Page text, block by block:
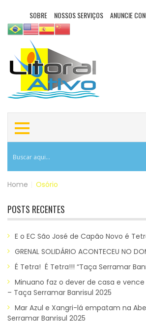
SOBRE NOSSOS SERVIÇOS ANUNCIE
Home Osório
POSTS RECENTES
E o EC São José de Capão Novo é
GRENAL SOLIDÁRIO ACONTECEU NO
É Tetra! É Tetra!!! “Taça Serramar
Minuano faz o dever de casa e
– Taça Serramar Banrisul 2025
Mar Azul e Xangri-lá empatam na
Serramar Banrisul 2025